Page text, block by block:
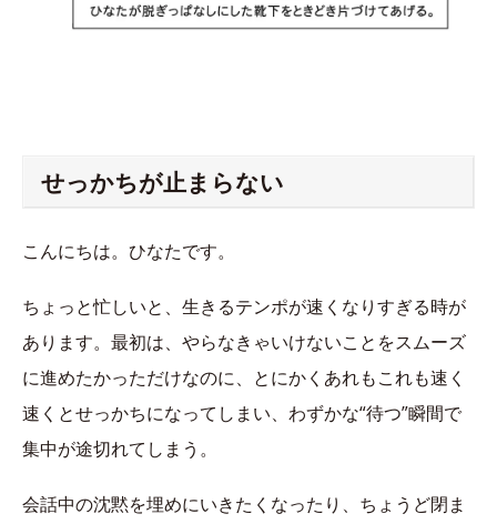
せっかちが止まらない
こんにちは。ひなたです。
ちょっと忙しいと、生きるテンポが速くなりすぎる時が
あります。最初は、やらなきゃいけないことをスムーズ
に進めたかっただけなのに、とにかくあれもこれも速く
速くとせっかちになってしまい、わずかな“待つ”瞬間で
集中が途切れてしまう。
会話中の沈黙を埋めにいきたくなったり、ちょうど閉ま